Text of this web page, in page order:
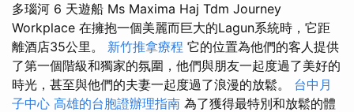
多瑙河 6 天遊船 Ms Maxima Haj Tdm Journey
Workplace 在擁抱一個美麗而巨大的Lagun系統時，它距
離酒店35公里。 新竹推拿療程 它的位置為他們的客人提供
了第一個階級和獨家的氛圍，他們與朋友一起度過了美好的
時光，甚至與他們的夫妻一起度過了浪漫的放鬆。 台中月
子中心 高雄的台胞證辦理指南 為了獲得最特別和放鬆的體